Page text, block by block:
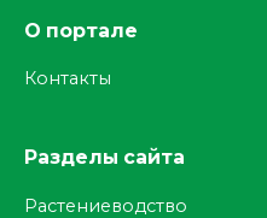
О портале
Контакты
Разделы сайта
Растениеводство